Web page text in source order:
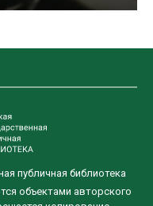
публичная библиотека
объектами авторского